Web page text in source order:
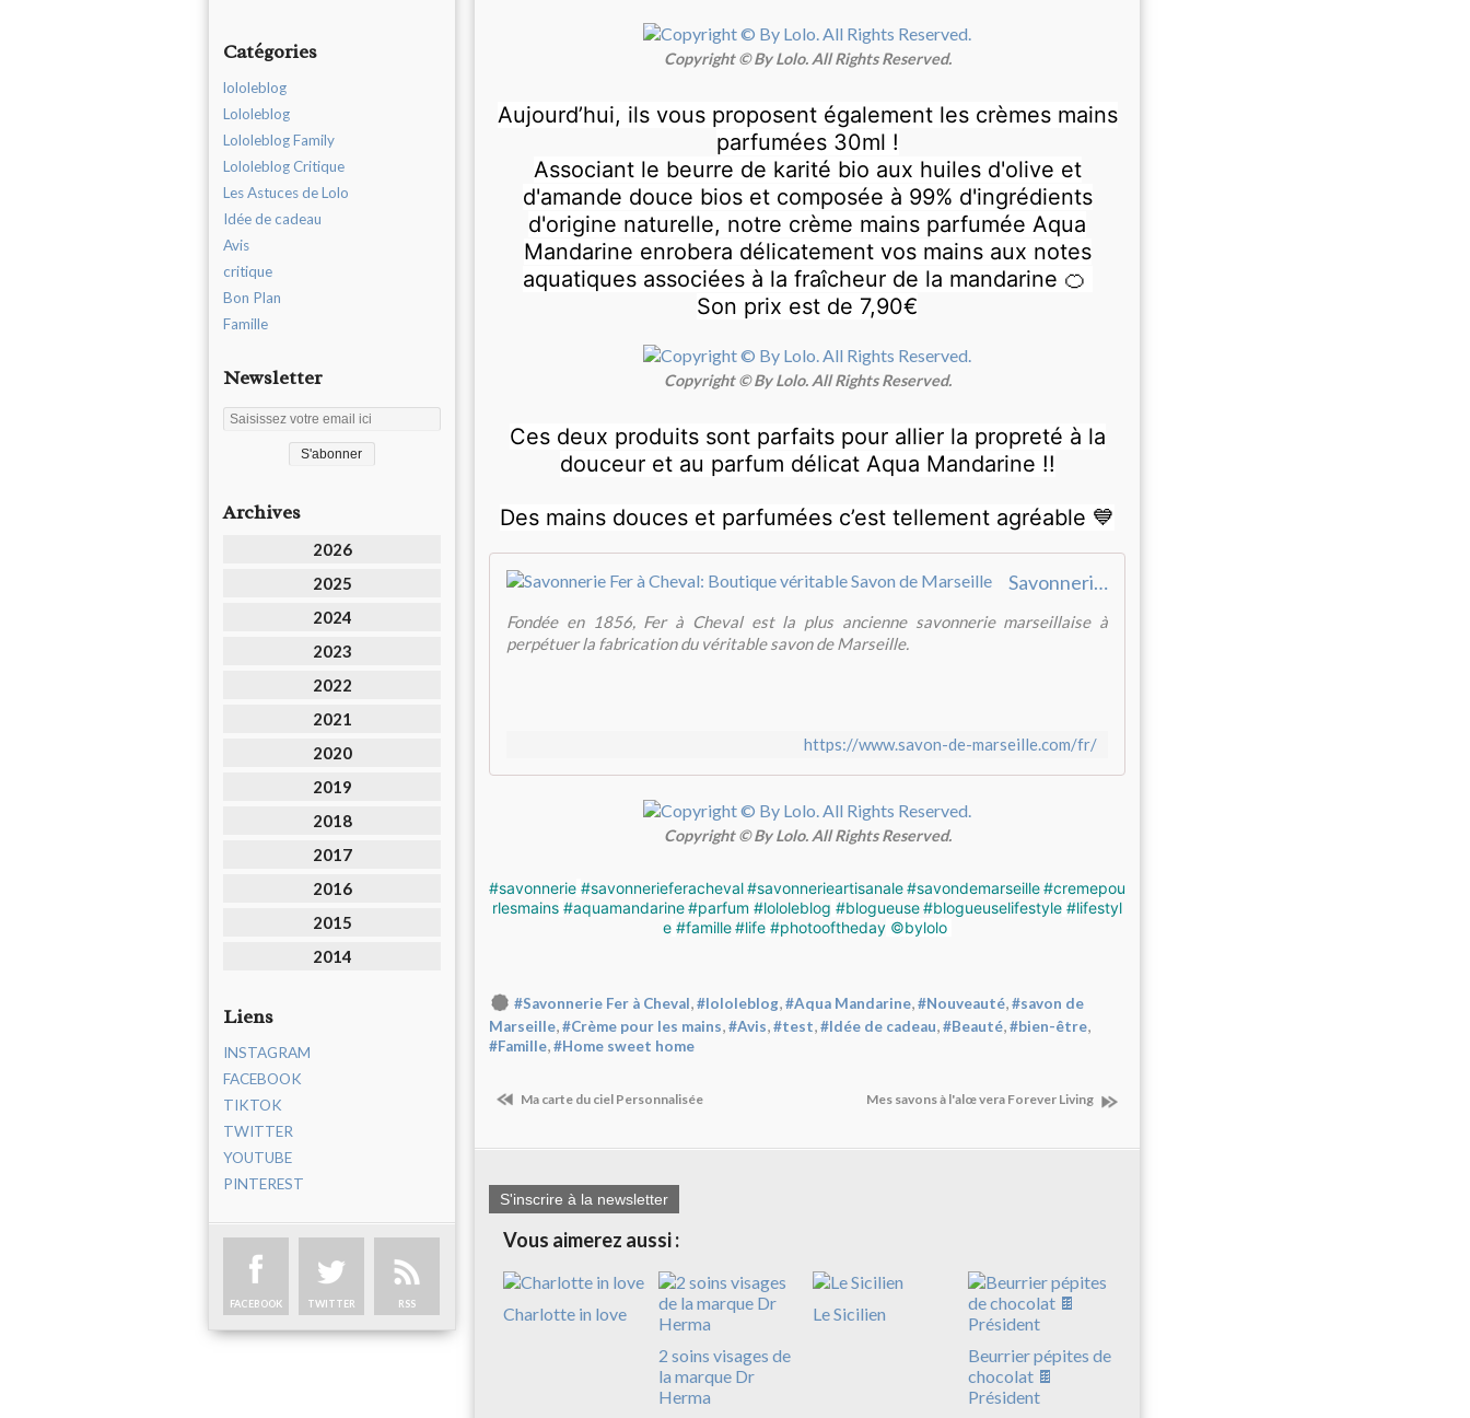
Catégories
lololeblog
Lololeblog
Lololeblog Family
Lololeblog Critique
Les Astuces de Lolo
Idée de cadeau
Avis
critique
Bon Plan
Famille
Newsletter
Archives
2026
2025
2024
2023
2022
2021
2020
2019
2018
2017
2016
2015
2014
Liens
INSTAGRAM
FACEBOOK
TIKTOK
TWITTER
YOUTUBE
PINTEREST
FACEBOOK TWITTER RSS
Copyright © By Lolo. All Rights Reserved.
Aujourd’hui, ils vous proposent également les crèmes mains
parfumées 30ml !
Associant le beurre de karité bio aux huiles d'olive et
d'amande douce bios et composée à 99% d'ingrédients
d'origine naturelle, notre crème mains parfumée Aqua
Mandarine enrobera délicatement vos mains aux notes
aquatiques associées à la fraîcheur de la mandarine 🍊
Son prix est de 7,90€
Copyright © By Lolo. All Rights Reserved.
Ces deux produits sont parfaits pour allier la propreté à la
douceur et au parfum délicat Aqua Mandarine !!
Des mains douces et parfumées c’est tellement agréable 💙
​Savonnerie Fer à Cheval: Boutique véritable Savon de Marseille​
Fondée en 1856, Fer à Cheval est la plus ancienne savonnerie marseillaise à
perpétuer la fabrication du véritable savon de Marseille.
https://www.savon-de-marseille.com/fr/
Copyright © By Lolo. All Rights Reserved.
#savonnerie #savonnerieferacheval#savonnerieartisanale#savondemarseille#cremepou
rlesmains #aquamandarine#parfum #lololeblog #blogueuse#blogueuselifestyle #lifestyl
e #famille#life #photooftheday ©️bylolo
#Savonnerie Fer à Cheval,#lololeblog,#Aqua Mandarine,#Nouveauté,#savon de
Marseille,#Crème pour les mains,#Avis,#test,#Idée de cadeau,#Beauté,#bien-être,
#Famille,#Home sweet home
Ma carte du ciel Personnalisée Mes savons à l'alœ vera Forever Living
S'inscrire à la newsletter
Vous aimerez aussi :
Charlotte in love
2 soins visages de
la marque Dr
Herma
Le Sicilien
Beurrier pépites de
chocolat 🍫
Président